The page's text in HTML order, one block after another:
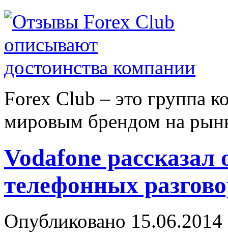
Forex Сlub – это группа
мировым брендом на
Vodafone
телефонных
Опубликовано